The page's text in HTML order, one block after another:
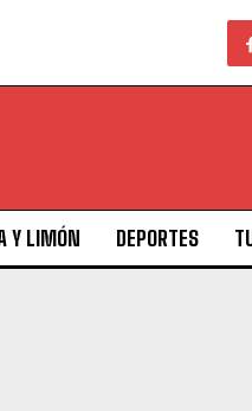
Y LIMÓN DEPORTES